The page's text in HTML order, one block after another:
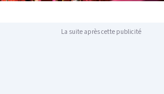
La suite après cette publicité